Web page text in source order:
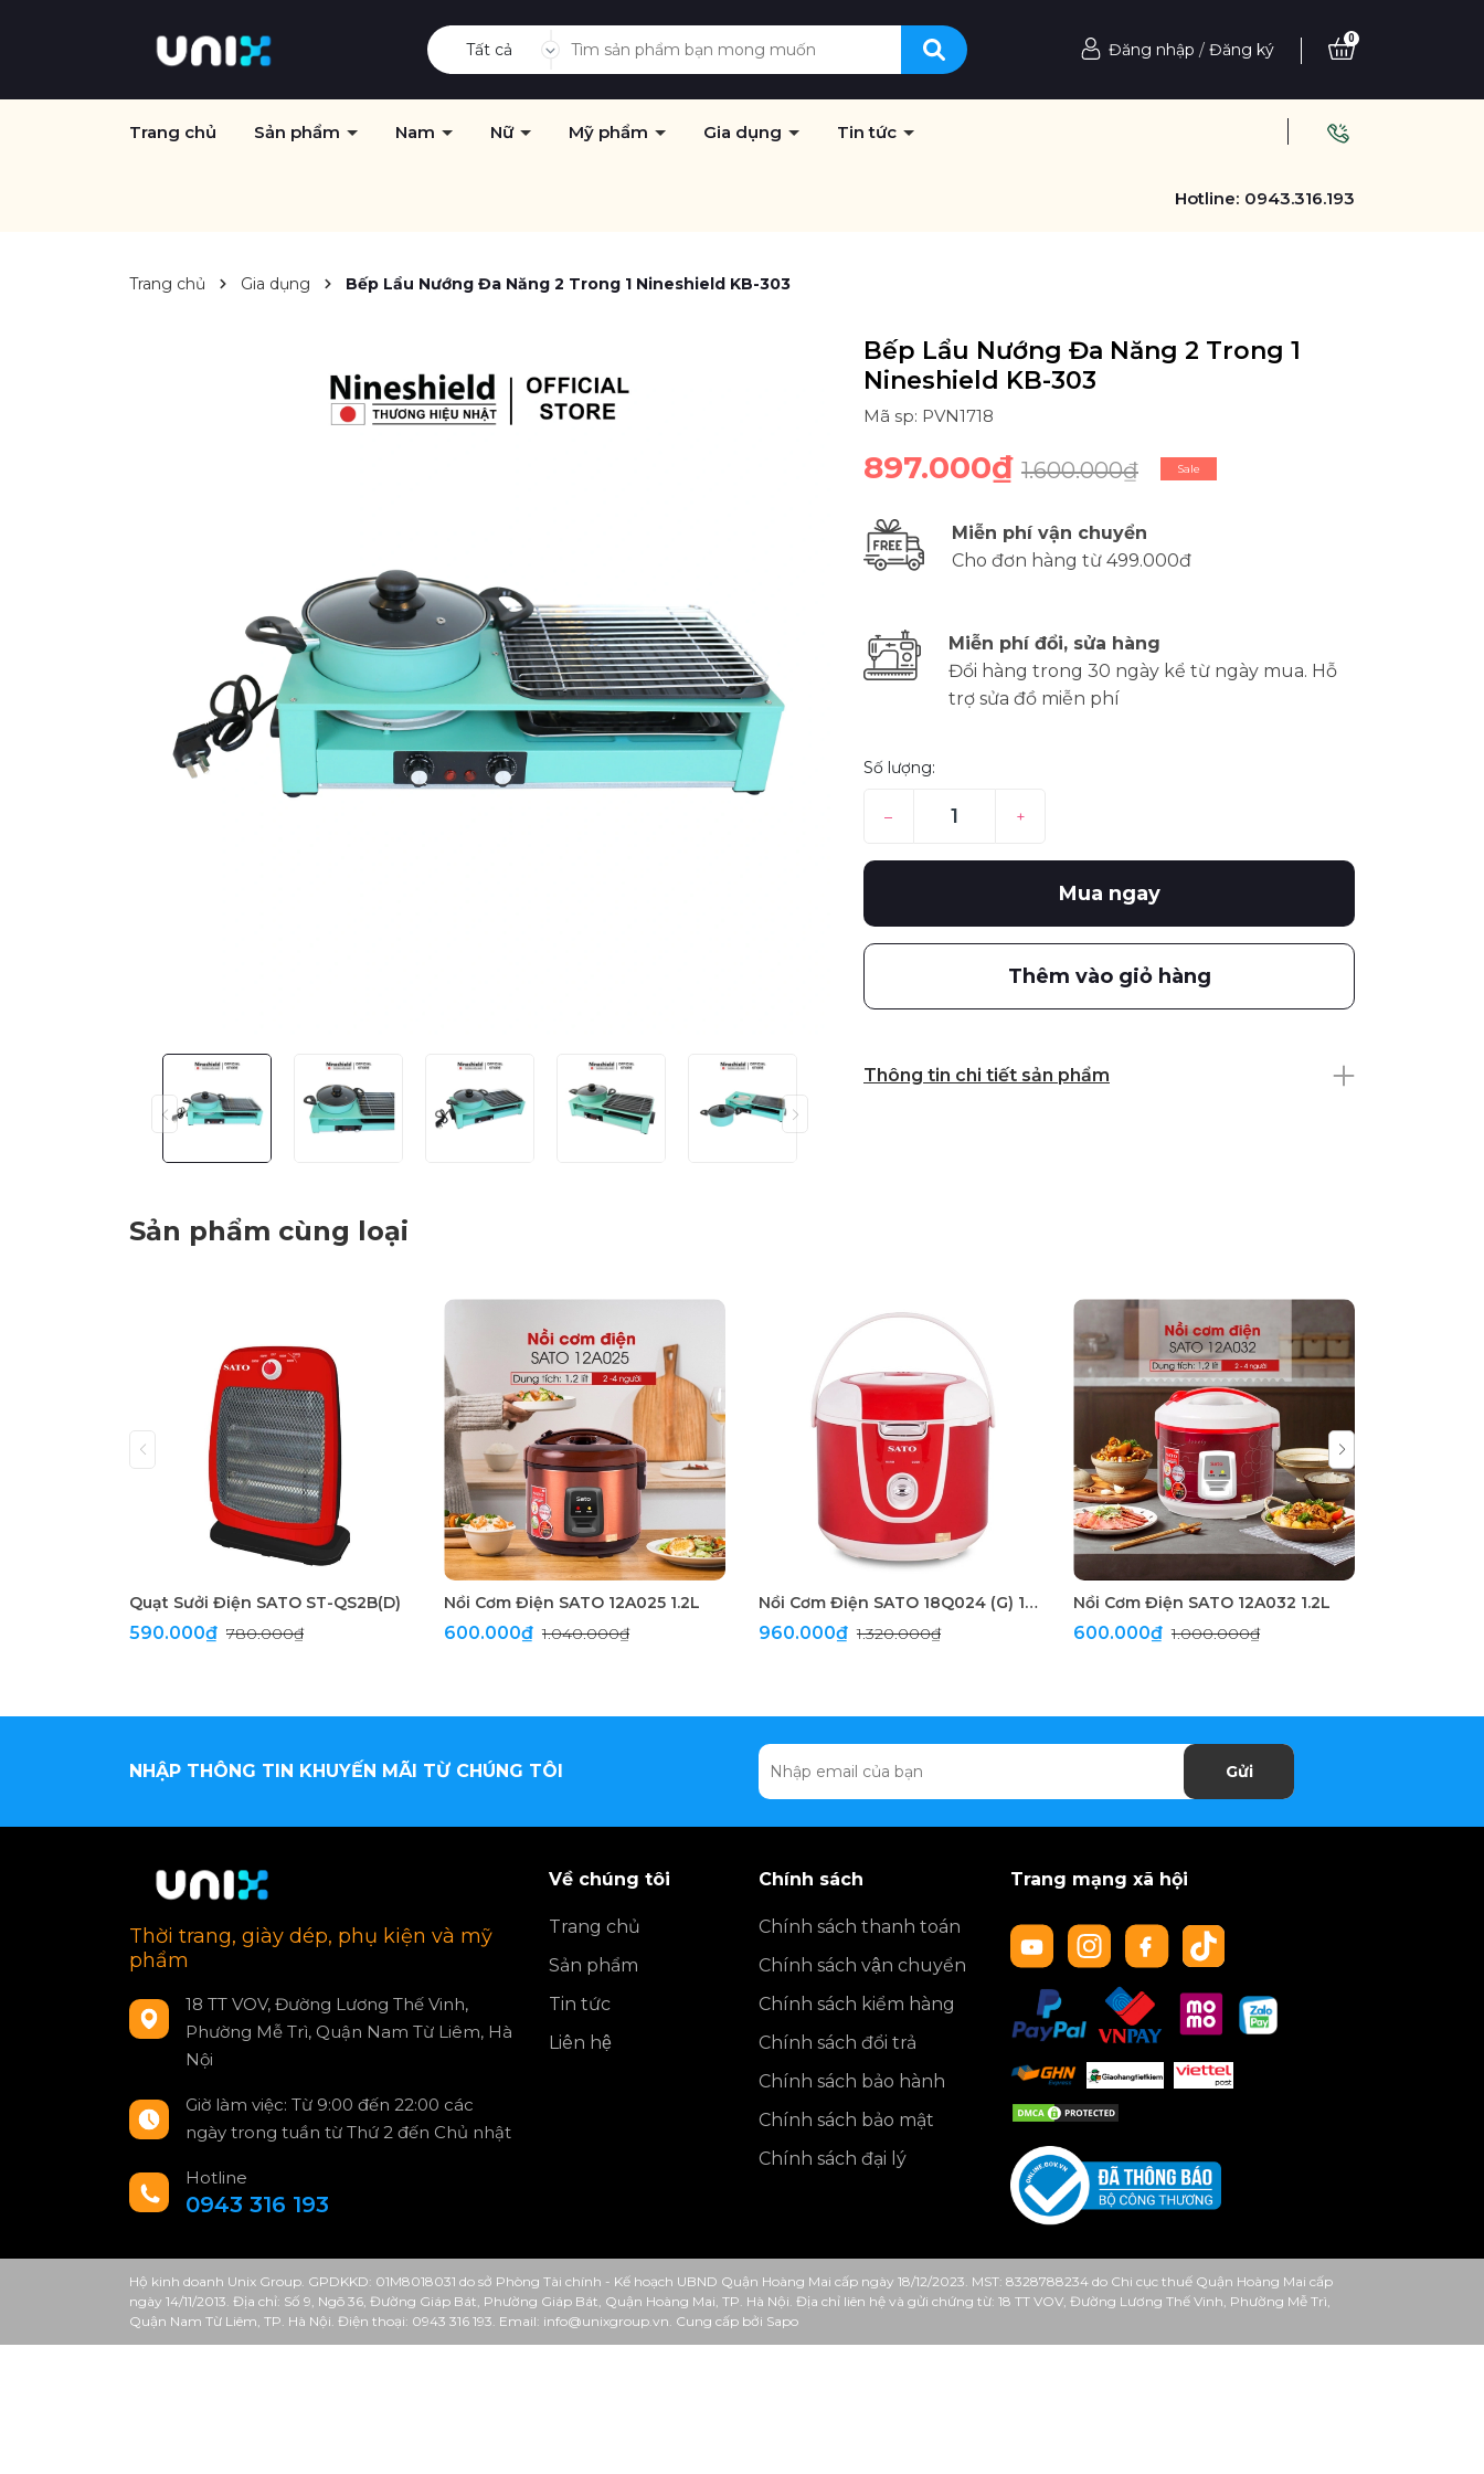
Tất cả Đăng nhập / Đăng ký
0
Trang chủ Sản phẩm Nam Nữ Mỹ phẩm Gia dụng Tin tức
Hotline: 0943.316.193
Trang chủ Gia dụng Bếp Lẩu Nướng Đa Năng 2 Trong 1 Nineshield KB-303
Bếp Lẩu Nướng Đa Năng 2 Trong 1
Nineshield KB-303
Mã sp: PVN1718
897.000₫ 1.600.000₫ Sale
Miễn phí vận chuyển
Cho đơn hàng từ 499.000đ
Miễn phí đổi, sửa hàng
Đổi hàng trong 30 ngày kể từ ngày mua. Hỗ
trợ sửa đồ miễn phí
Số lượng:
– +
Mua ngay
Thêm vào giỏ hàng
Thông tin chi tiết sản phẩm
Sản phẩm cùng loại
Quạt Sưởi Điện SATO ST-QS2B(D)
590.000₫ 780.000₫
Nồi Cơm Điện SATO 12A025 1.2L
600.000₫1.040.000₫
Nồi Cơm Điện SATO 18Q024 (G) 1.8L
960.000₫1.320.000₫
Nồi Cơm Điện SATO 12A032 1.2L
600.000₫1.000.000₫
NHẬP THÔNG TIN KHUYẾN MÃI TỪ CHÚNG TÔI Gửi
Thời trang, giày dép, phụ kiện và mỹ
phẩm
18 TT VOV, Đường Lương Thế Vinh,
Phường Mễ Trì, Quận Nam Từ Liêm, Hà
Nội
Giờ làm việc: Từ 9:00 đến 22:00 các
ngày trong tuần từ Thứ 2 đến Chủ nhật
Hotline
0943 316 193
Về chúng tôi
Trang chủ
Sản phẩm
Tin tức
Liên hệ
Chính sách
Chính sách thanh toán
Chính sách vận chuyển
Chính sách kiểm hàng
Chính sách đổi trả
Chính sách bảo hành
Chính sách bảo mật
Chính sách đại lý
Trang mạng xã hội
Hộ kinh doanh Unix Group. GPDKKD: 01M8018031 do sở Phòng Tài chính - Kế hoạch UBND Quận Hoàng Mai cấp ngày 18/12/2023. MST: 8328788234 do Chi cục thuế Quận Hoàng Mai cấp
ngày 14/11/2013. Địa chỉ: Số 9, Ngõ 36, Đường Giáp Bát, Phường Giáp Bát, Quận Hoàng Mai, TP. Hà Nội. Địa chỉ liên hệ và gửi chứng từ: 18 TT VOV, Đường Lương Thế Vinh, Phường Mễ Trì,
Quận Nam Từ Liêm, TP. Hà Nội. Điện thoại: 0943 316 193. Email: info@unixgroup.vn. Cung cấp bởi Sapo